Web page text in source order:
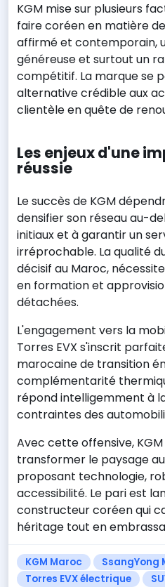
KGM mise sur plusieurs
faire coréen en matière
affirmé et contemporain,
généreuse et surtout un
compétitif. La marque se
alternative crédible aux
clientèle en quête de
Les enjeux d'une
réussie
Le succès de KGM
densifier son réseau au-
initiaux et à garantir un
irréprochable. La qualité
décisif au Maroc,
en formation et
détachées.
L'engagement vers la
Torres EVX s'inscrit
marocaine de transition
complémentarité
répond intelligemment à
contraintes des
Avec cette offensive,
transformer le paysage
proposant technologie,
accessibilité. Le pari est
constructeur coréen qui
héritage tout en
KGM Maroc SsangYong
Torres EVX électrique